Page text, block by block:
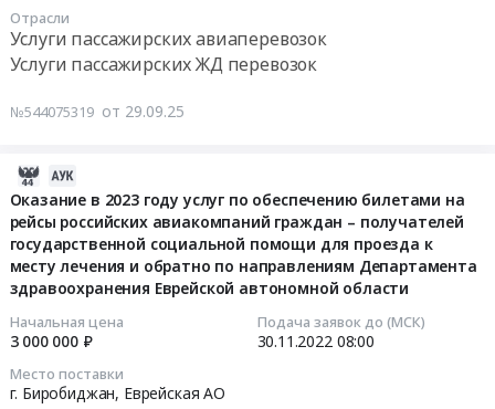
Отрасли
Услуги пассажирских авиаперевозок
Услуги пассажирских ЖД перевозок
№544075319 от 29.09.25
Оказание в 2023 году услуг по обеспечению билетами на
рейсы российских авиакомпаний граждан – получателей
государственной социальной помощи для проезда к
месту лечения и обратно по направлениям Департамента
здравоохранения Еврейской автономной области
Начальная цена
3 000 000 ₽
Подача заявок до (МСК)
30.11.2022 08:00
Место поставки
г. Биробиджан, Еврейская АО